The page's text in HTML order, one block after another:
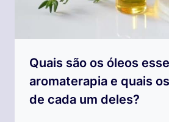
Quais são os óleos
aromaterapia e quais
de cada um deles?